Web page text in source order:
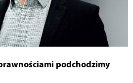
podchodzimy